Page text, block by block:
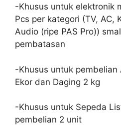
-Khusus untuk elektronik
Pcs per kategori (TV, AC,
Audio (ripe PAS Pro))
pembatasan
-Khusus untuk pembelian
Ekor dan Daging 2 kg
-Khusus untuk Sepeda
pembelian 2 unit